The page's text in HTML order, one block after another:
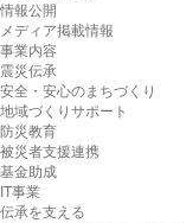
情報公開
メディア掲載情報
事業内容
震災伝承
安全・安心のまちづくり
地域づくりサポート
防災教育
被災者支援連携
基金助成
IT事業
伝承を支える